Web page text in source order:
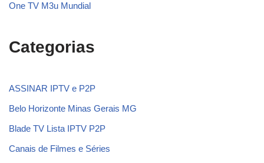
One TV M3u Mundial
Categorias
ASSINAR IPTV e P2P
Belo Horizonte Minas Gerais MG
Blade TV Lista IPTV P2P
Canais de Filmes e Séries